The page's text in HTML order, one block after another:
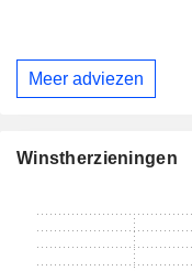
Meer adviezen
Winstherzieningen